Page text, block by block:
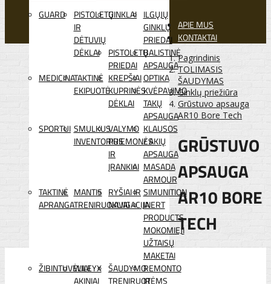
GUARD
PISTOLETŲ
IR
DĖTUVIŲ
DĖKLAI
GINKLAI ILGŲJŲ
GINKLŲ
PRIEDAI
PISTOLETŲ
PRIEDAI
BALISTINĖ
APSAUGA
MEDICINATAKTINĖ
EKIPUOTĖ
KREPŠIAI
KUPRINĖS
DĖKLAI
OPTIKA
KVĖPAVIMO
TAKŲ
APSAUGA
SPORTUI SMULKUS
INVENTORIUS
VALYMO
PRIEMONĖS
IR
ĮRANKIAI
KLAUSOS
/ AKIŲ
APSAUGA
MASADA
ARMOUR
TAKTINĖ
APRANGA
MANTIS
TRENIRUOKLIAI
RYŠIAI IR
NAVIGACIJA
SIMUNITION
INERT
PRODUCTS
MOKOMIEJI
UŽTAISŲ
MAKETAI
ŽIBINTUVĖLIAI
WILEYX
AKINIAI
ŠAUDYMO
TRENIRUOTĖMS
REMONTO
IR
APIE MUS
KONTAKTAI
Pagrindinis
TOLIMASIS
ŠAUDYMAS
Ginklų priežiūra
Grūstuvo apsauga
AR10 Bore Tech
GRŪSTUVO
APSAUGA
AR10 BORE
TECH